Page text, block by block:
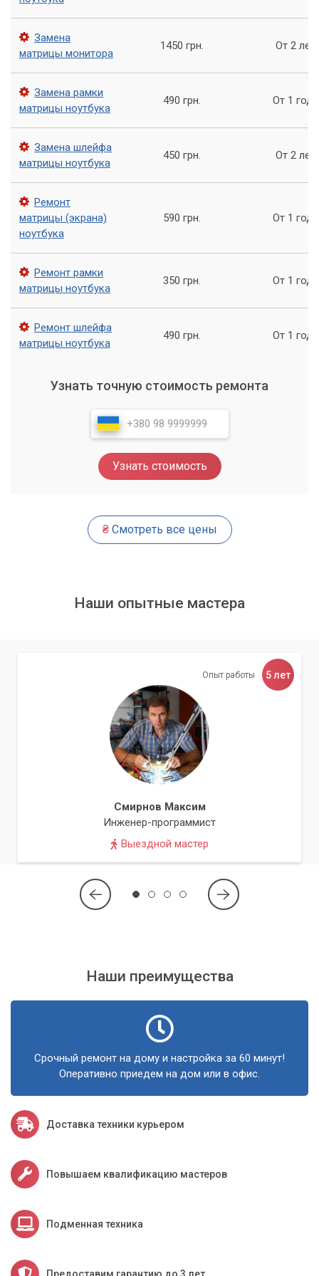
Мастер»
Если у вас возникла проблема с рамкой матрицы на вашем
ноутбуке, то не стоит откладывать ремонт. Ведь чем
дольше вы будете использовать поврежденный ноутбук,
тем больше вероятность, что проблема ухудшится.
матрицы ноутбука. Кроме того, мы также можем
предложить вам услуги по техническому обслуживанию и
ремонту других компьютерных устройств.
Замена
матрицы монитора
1450 грн. От 2 лет
Замена рамки
матрицы ноутбука
490 грн. От 1 года
Замена шлейфа
матрицы ноутбука
450 грн. От 2 лет
Ремонт
матрицы (экрана)
ноутбука
590 грн. От 1 года
Ремонт рамки
матрицы ноутбука
350 грн. От 1 года
Ремонт шлейфа
матрицы ноутбука
490 грн. От 1 года
Узнать точную стоимость ремонта
Узнать стоимость
₴Смотреть все цены
Наши опытные мастера
Опыт работы 5 лет
Смирнов Максим
Инженер-программист
Выездной мастер
Наши преимущества
Срочный ремонт на дому и настройка за 60 минут!
Оперативно приедем на дом или в офис.
Доставка техники курьером
Повышаем квалификацию мастеров
Подменная техника
Предоставим гарантию до 3 лет